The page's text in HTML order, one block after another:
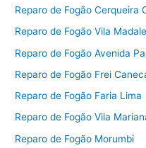
Reparo de Fogão Cerqueira
Reparo de Fogão Vila
Reparo de Fogão Avenida
Reparo de Fogão Frei
Reparo de Fogão Faria Lima
Reparo de Fogão Vila
Reparo de Fogão Morumbi